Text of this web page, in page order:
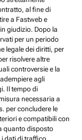
al fine di
a Fastweb e
giudizio. Dopo la
per un periodo
legale dei diritti, per
risolvere altre
controversie e la
agli
Il tempo di
necessaria a
per concludere le
e compatibili con
quanto disposto